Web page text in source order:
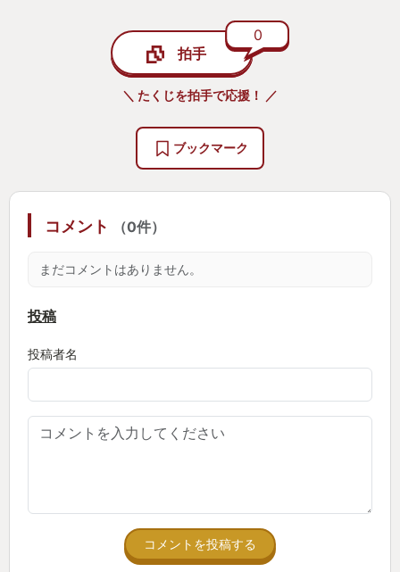
り、まさに盤石である。
ついに家屋の中のステージも出てきたりして見応え
もバッチリ、高低差に富んだステージが楽しい。
とはいえ、一番好きなのはピクミン達がワラワラと
一生懸命デカイお宝を運び込む営みである。1作目か
ますように。みんな買えし！
拍手
0
＼ たくじを拍手で応援！ ／
ブックマーク
コメント （0件）
まだコメントはありません。
投稿
投稿者名
コメントを投稿する